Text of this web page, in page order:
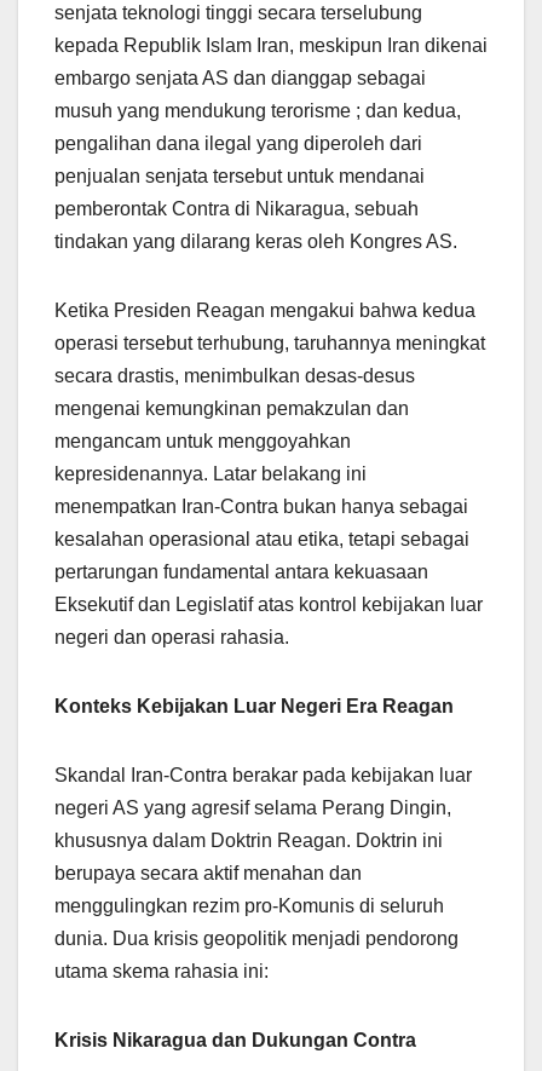
senjata teknologi tinggi secara terselubung
kepada Republik Islam Iran, meskipun Iran dikenai
embargo senjata AS dan dianggap sebagai
musuh yang mendukung terorisme ; dan kedua,
pengalihan dana ilegal yang diperoleh dari
penjualan senjata tersebut untuk mendanai
pemberontak Contra di Nikaragua, sebuah
tindakan yang dilarang keras oleh Kongres AS.
Ketika Presiden Reagan mengakui bahwa kedua
operasi tersebut terhubung, taruhannya meningkat
secara drastis, menimbulkan desas-desus
mengenai kemungkinan pemakzulan dan
mengancam untuk menggoyahkan
kepresidenannya. Latar belakang ini
menempatkan Iran-Contra bukan hanya sebagai
kesalahan operasional atau etika, tetapi sebagai
pertarungan fundamental antara kekuasaan
Eksekutif dan Legislatif atas kontrol kebijakan luar
negeri dan operasi rahasia.
Konteks Kebijakan Luar Negeri Era Reagan
Skandal Iran-Contra berakar pada kebijakan luar
negeri AS yang agresif selama Perang Dingin,
khususnya dalam Doktrin Reagan. Doktrin ini
berupaya secara aktif menahan dan
menggulingkan rezim pro-Komunis di seluruh
dunia. Dua krisis geopolitik menjadi pendorong
utama skema rahasia ini:
Krisis Nikaragua dan Dukungan Contra